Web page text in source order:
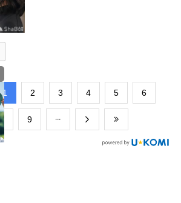
​1 ​2 ​3 ​4 ​5 ​6
​8 ​9